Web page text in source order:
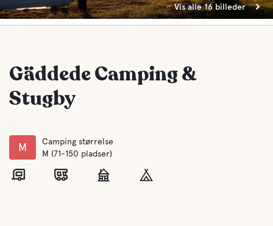
Vis alle 16 billeder
Gäddede Camping &
Stugby
M
Camping størrelse
M (71-150 pladser)